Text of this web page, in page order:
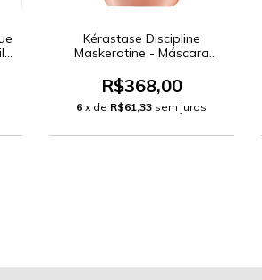
Kérastase Discipline
Maskeratine - Máscara
R$368,00
6 x de R$61,33 sem juros